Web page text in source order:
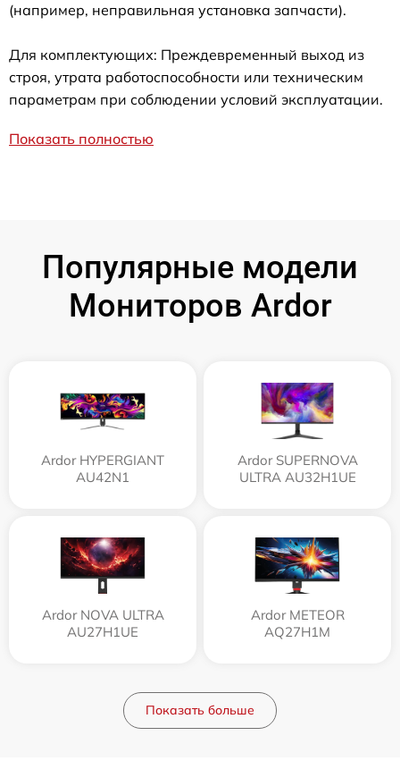
(например, неправильная установка запчасти).
Для комплектующих: Преждевременный выход из
строя, утрата работоспособности или техническим
параметрам при соблюдении условий эксплуатации.
Показать полностью
Популярные модели
Мониторов Ardor
Ardor HYPERGIANT
AU42N1
Ardor SUPERNOVA
ULTRA AU32H1UE
Ardor NOVA ULTRA
AU27H1UE
Ardor METEOR
AQ27H1M
Показать больше